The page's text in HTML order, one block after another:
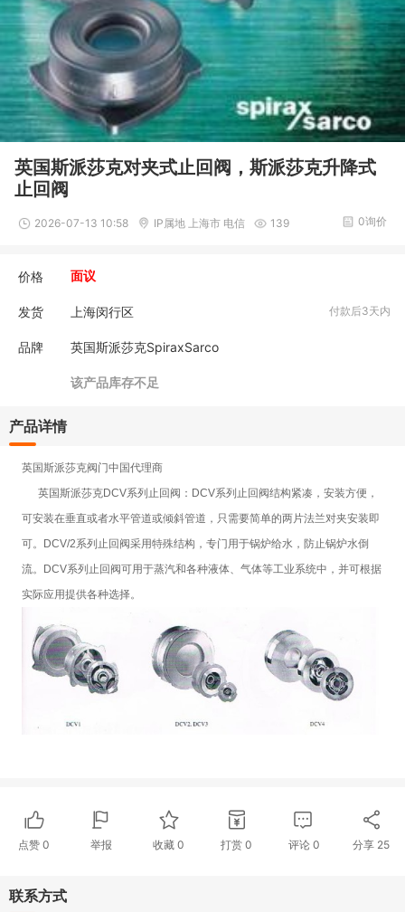
英国斯派莎克对夹式止回阀，斯派莎克升降式
止回阀
2026-07-13 10:58 IP属地 上海市 电信 139 0询价
价格 面议
发货 上海闵行区 付款后3天内
品牌 英国斯派莎克SpiraxSarco
该产品库存不足
产品详情
英国斯派莎克阀门中国代理商
英国斯派莎克DCV系列止回阀：DCV系列止回阀结构紧凑，安装方便，
可安装在垂直或者水平管道或倾斜管道，只需要简单的两片法兰对夹安装即
可。DCV/2系列止回阀采用特殊结构，专门用于锅炉给水，防止锅炉水倒
流。DCV系列止回阀可用于蒸汽和各种液体、气体等工业系统中，并可根据
实际应用提供各种选择。
点赞 0 举报 收藏0 打赏 0 评论 0 分享 25
联系方式